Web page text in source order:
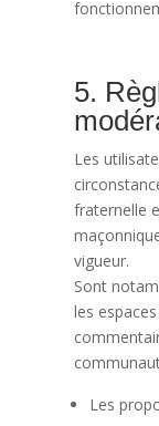
5.
Les
fraternelle
vigueur.
Sont
les
Les